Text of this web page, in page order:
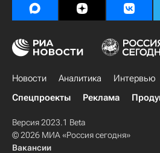
Новости Аналитика Интервью
Спецпроекты
Реклама
Версия 2023.1 Beta
© 2026 МИА «Россия сегодня»
Вакансии